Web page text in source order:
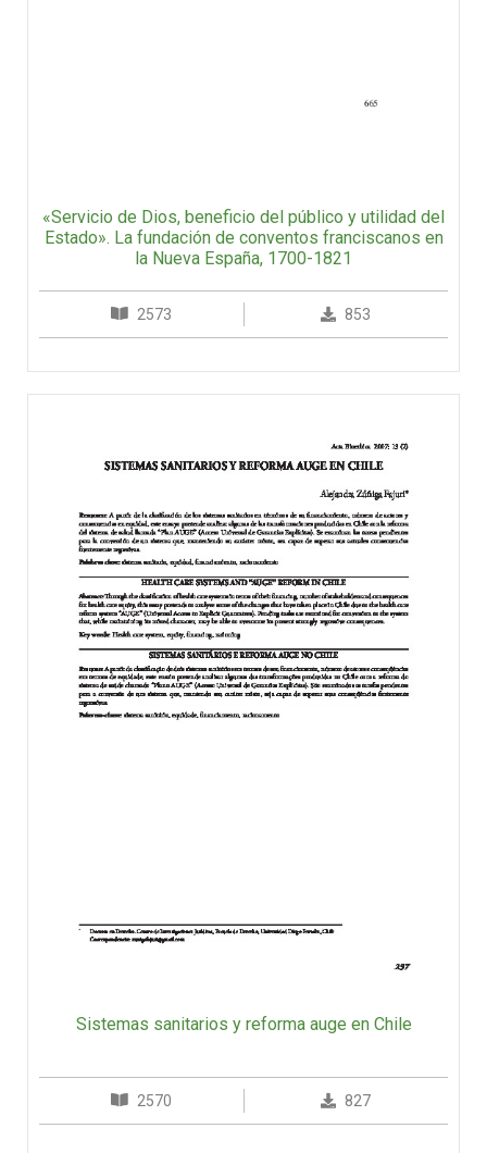
«Servicio de Dios, beneficio del público y utilidad del
Estado». La fundación de conventos franciscanos en
la Nueva España, 1700-1821
2573 853
Sistemas sanitarios y reforma auge en Chile
2570 827